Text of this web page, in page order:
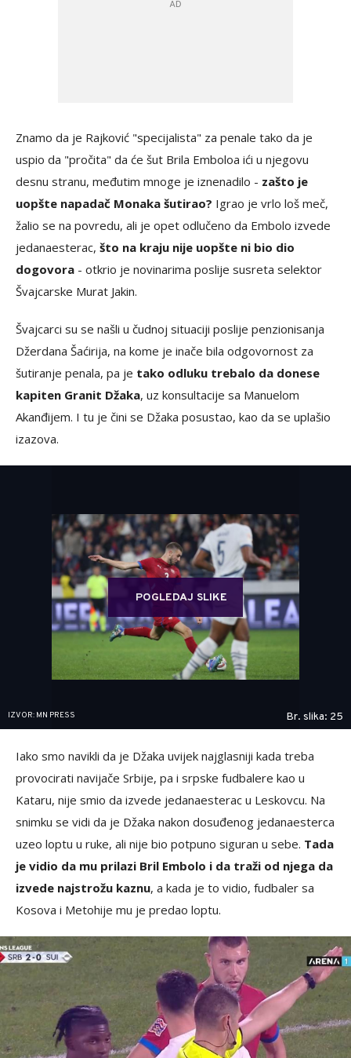
Znamo da je Rajković "specijalista" za penale tako da je
uspio da "pročita" da će šut Brila Emboloa ići u njegovu
desnu stranu, međutim mnoge je iznenadilo - zašto je
uopšte napadač Monaka šutirao? Igrao je vrlo loš meč,
žalio se na povredu, ali je opet odlučeno da Embolo izvede
jedanaesterac, što na kraju nije uopšte ni bio dio
dogovora - otkrio je novinarima poslije susreta selektor
Švajcarske Murat Jakin.
Švajcarci su se našli u čudnoj situaciji poslije penzionisanja
Džerdana Šaćirija, na kome je inače bila odgovornost za
šutiranje penala, pa je tako odluku trebalo da donese
kapiten Granit Džaka, uz konsultacije sa Manuelom
Akanđijem. I tu je čini se Džaka posustao, kao da se uplašio
izazova.
POGLEDAJ SLIKE
IZVOR: MN PRESS Br. slika: 25
Iako smo navikli da je Džaka uvijek najglasniji kada treba
provocirati navijače Srbije, pa i srpske fudbalere kao u
Kataru, nije smio da izvede jedanaesterac u Leskovcu. Na
snimku se vidi da je Džaka nakon dosuđenog jedanaesterca
uzeo loptu u ruke, ali nije bio potpuno siguran u sebe. Tada
je vidio da mu prilazi Bril Embolo i da traži od njega da
izvede najstrožu kaznu, a kada je to vidio, fudbaler sa
Kosova i Metohije mu je predao loptu.